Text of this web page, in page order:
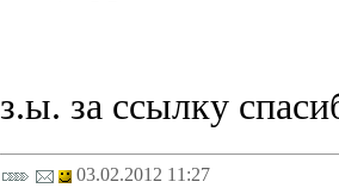
з.ы. за ссылку
03.02.2012 11:27